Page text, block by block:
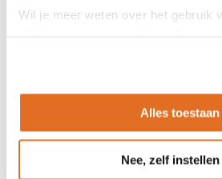
Wil je meer weten over het gebruik
Alles toestaan
Nee, zelf instellen
LinkedInYoutube